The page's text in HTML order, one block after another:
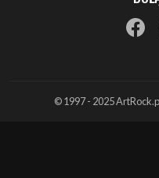
© 1997 - 2025